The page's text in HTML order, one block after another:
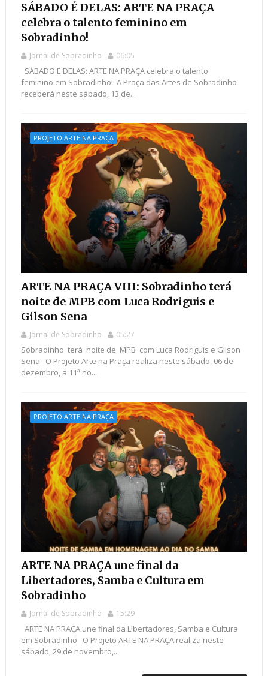
SÁBADO É DELAS: ARTE NA PRAÇA
celebra o talento feminino em
Sobradinho!
Jornal de Sobradinho 06:05
SÁBADO É DELAS: ARTE NA PRAÇA celebra o talento
feminino em Sobradinho! ​ A Praça das Artes de Sobradinho
receberá neste sábado, 13 de...
PROJETO ARTE NA PRAÇA
ARTE NA PRAÇA VIII: Sobradinho terá
noite de MPB com Luca Rodriguis e
Gilson Sena
Jornal de Sobradinho 05:27
Sobradinho terá noite de MPB com Luca Rodriguis e Gilson
Sena O Projeto Arte na Praça realiza neste sábado, 06 de
dezembro, a 11ª no...
PROJETO ARTE NA PRAÇA
ARTE NA PRAÇA une final da
Libertadores, Samba e Cultura em
Sobradinho
Jornal de Sobradinho 15:29
ARTE NA PRAÇA une final da Libertadores, Samba e Cultura
em Sobradinho O Projeto ARTE NA PRAÇA realiza neste
sábado, 29 de novembro,...